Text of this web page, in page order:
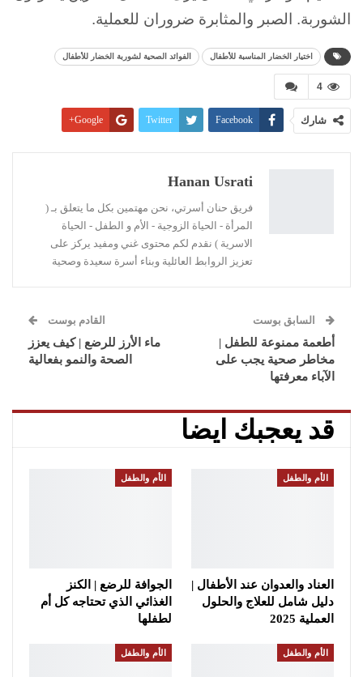
الشوربة. الصبر والمثابرة ضروران للعملية.
اختيار الخضار المناسبة للأطفال الفوائد الصحية لشوربة الخضار للأطفال
4
شارك Facebook
Twitter
Google+
Linkedin
Hanan Usrati
فريق حنان أسرتي، نحن مهتمين بكل ما يتعلق بـ (
المرأة - الحياة الزوجية - الأم و الطفل - الحياة
الاسرية ) نقدم لكم محتوى غني ومفيد يركز على
تعزيز الروابط العائلية وبناء أسرة سعيدة وصحية
السابق بوست
أطعمة ممنوعة للطفل |
مخاطر صحية يجب على
الآباء معرفتها
القادم بوست
ماء الأرز للرضع | كيف يعزز
الصحة والنمو بفعالية
قد يعجبك ايضا
الأم والطفل
العناد والعدوان عند الأطفال |
دليل شامل للعلاج والحلول
العملية 2025
الأم والطفل
الجوافة للرضع | الكنز
الغذائي الذي تحتاجه كل أم
لطفلها
الأم والطفل الأم والطفل